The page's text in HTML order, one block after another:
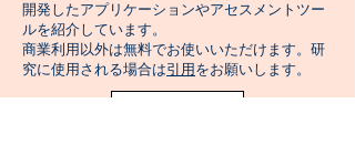
開発したアプリケーションやアセスメントツー
ルを紹介しています。
商業利用以外は無料でお使いいただけます。研
究に使用される場合は引用 をお願いします。